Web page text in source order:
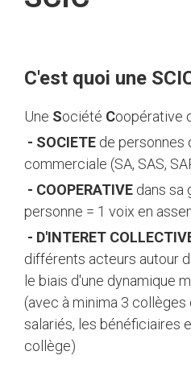
C'est quoi une
Une Société Coopérative
- SOCIETE de personnes
commerciale (SA, SAS,
- COOPERATIVE dans sa
personne = 1 voix en
- D'INTERET
différents acteurs autour
le biais d'une dynamique
(avec à minima 3 collèges
salariés, les bénéficiaires
collège)